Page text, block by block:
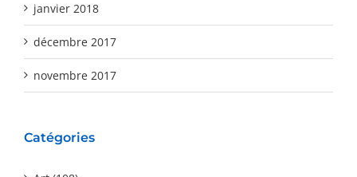
janvier 2018
décembre 2017
novembre 2017
Catégories